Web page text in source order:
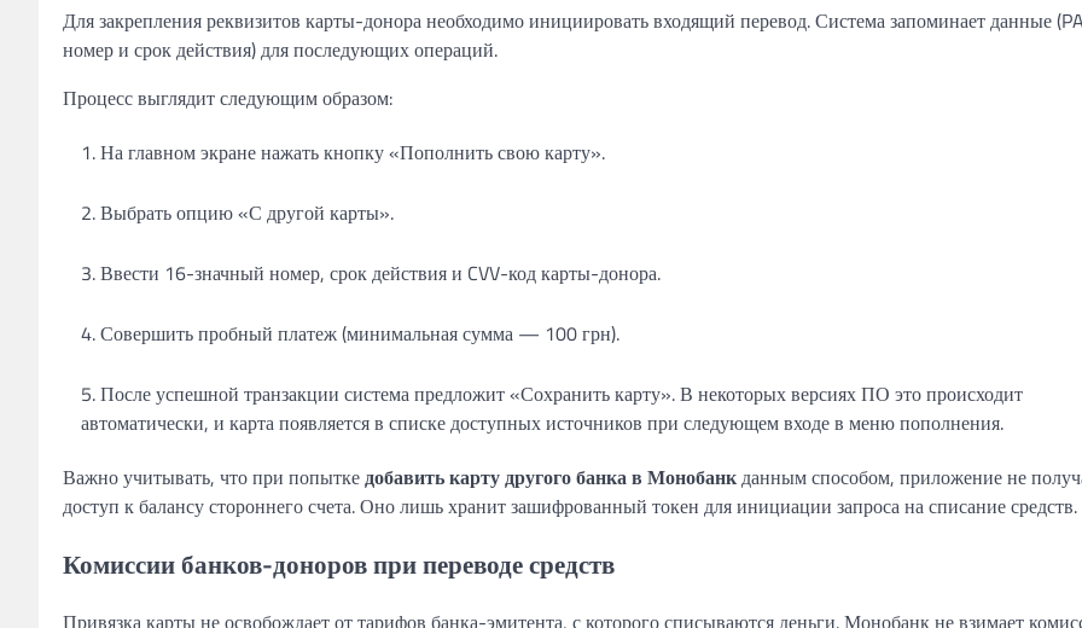
Для закрепления реквизитов карты-донора необходимо инициировать входящий перевод. Система запоминает данные
номер и срок действия) для последующих операций.
Процесс выглядит следующим образом:
На главном экране нажать кнопку «Пополнить свою карту».
Выбрать опцию «С другой карты».
Ввести 16-значный номер, срок действия и CVV-код карты-донора.
Совершить пробный платеж (минимальная сумма — 100 грн).
После успешной транзакции система предложит «Сохранить карту». В некоторых версиях ПО это происходит
автоматически, и карта появляется в списке доступных источников при следующем входе в меню пополнения.
Важно учитывать, что при попыткедобавить карту другого банка в Монобанкданным способом, приложение не
доступ к балансу стороннего счета. Оно лишь хранит зашифрованный токен для инициации запроса на списание средств.
Комиссии банков-доноров при переводе средств